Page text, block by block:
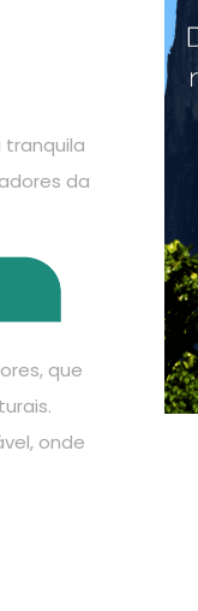
tranquila
da
que
onde